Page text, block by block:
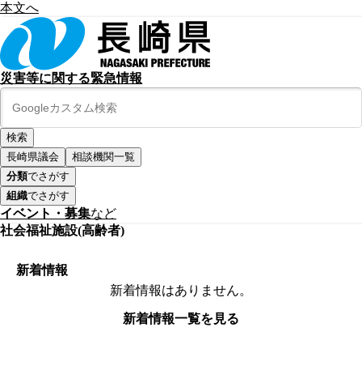
本文へ
災害等に関する緊急情報
長崎県議会
相談機関一覧
分類でさがす
組織でさがす
イベント・募集など
社会福祉施設(高齢者)
新着情報
新着情報はありません。
新着情報一覧を見る